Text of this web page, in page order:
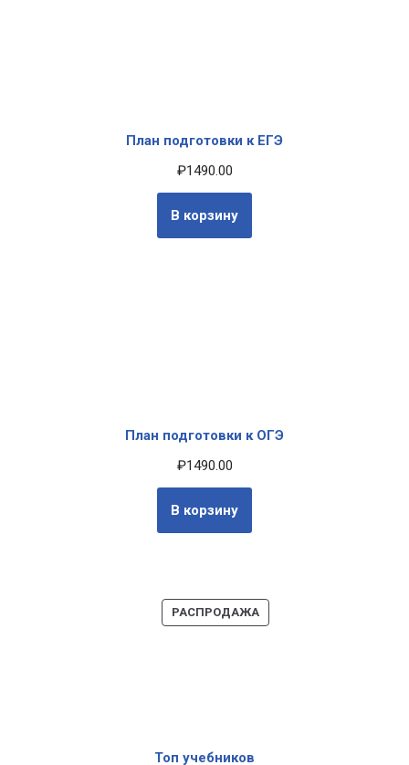
План подготовки к ЕГЭ
₽1490.00
В корзину
План подготовки к ОГЭ
₽1490.00
В корзину
РАСПРОДАЖА
Топ учебников